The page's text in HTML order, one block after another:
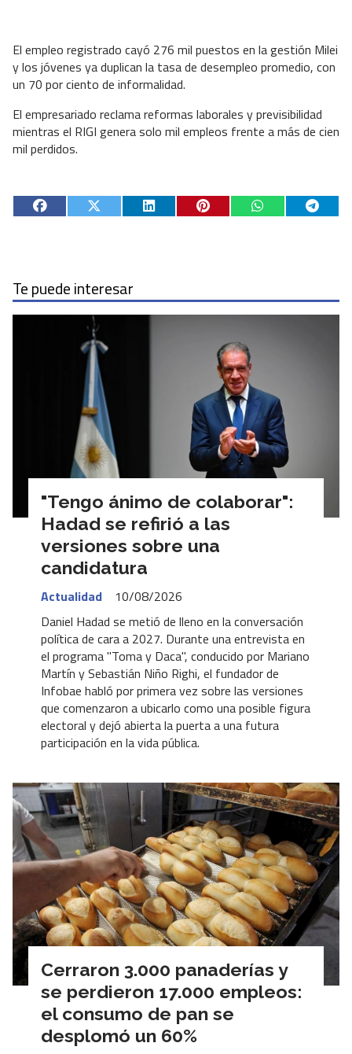
El empleo registrado cayó 276 mil puestos en la gestión Milei
y los jóvenes ya duplican la tasa de desempleo promedio, con
un 70 por ciento de informalidad.
El empresariado reclama reformas laborales y previsibilidad
mientras el RIGI genera solo mil empleos frente a más de cien
mil perdidos.
Te puede interesar
"Tengo ánimo de colaborar":
Hadad se refirió a las
versiones sobre una
candidatura
Actualidad
10/08/2026
Daniel Hadad se metió de lleno en la conversación
política de cara a 2027. Durante una entrevista en
el programa "Toma y Daca", conducido por Mariano
Martín y Sebastián Niño Righi, el fundador de
Infobae habló por primera vez sobre las versiones
que comenzaron a ubicarlo como una posible figura
electoral y dejó abierta la puerta a una futura
participación en la vida pública.
Cerraron 3.000 panaderías y
se perdieron 17.000 empleos:
el consumo de pan se
desplomó un 60%